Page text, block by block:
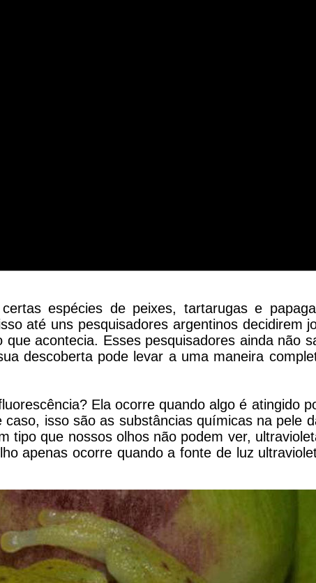
espécies de peixes, tartarugas e
até uns pesquisadores argentinos decidirem
acontecia. Esses pesquisadores ainda não
descoberta pode levar a uma maneira
Ela ocorre quando algo é atingido
isso são as substâncias químicas na pele
tipo que nossos olhos não podem ver,
apenas ocorre quando a fonte de luz